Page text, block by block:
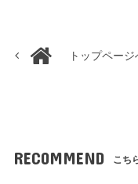
トップページ
RECOMMEND こち